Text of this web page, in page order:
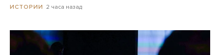
ИСТОРИИ 2 часа назад